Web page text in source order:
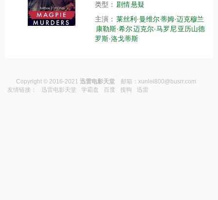
类型： 剧情悬疑
主演： 莱丝利·曼维尔蒂姆·迈克穆兰
康勒斯·希尔迈克尔·马罗尼亚历山德
罗斯·洛戈蒂斯
Copyright © 2016-2021 迅雷电影天堂 邮箱： xunlei800@busrr.com
友情链接：
迅雷电影天堂 学霸盘 百度 搜狗 迅雷